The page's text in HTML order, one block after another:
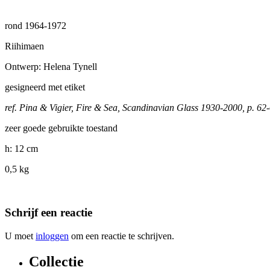
rond 1964-1972
Riihimaen
Ontwerp: Helena Tynell
gesigneerd met etiket
ref. Pina & Vigier, Fire & Sea, Scandinavian Glass 1930-2000, p.
zeer goede gebruikte toestand
h: 12 cm
0,5 kg
Schrijf een reactie
U moet inloggen om een reactie te schrijven.
Collectie